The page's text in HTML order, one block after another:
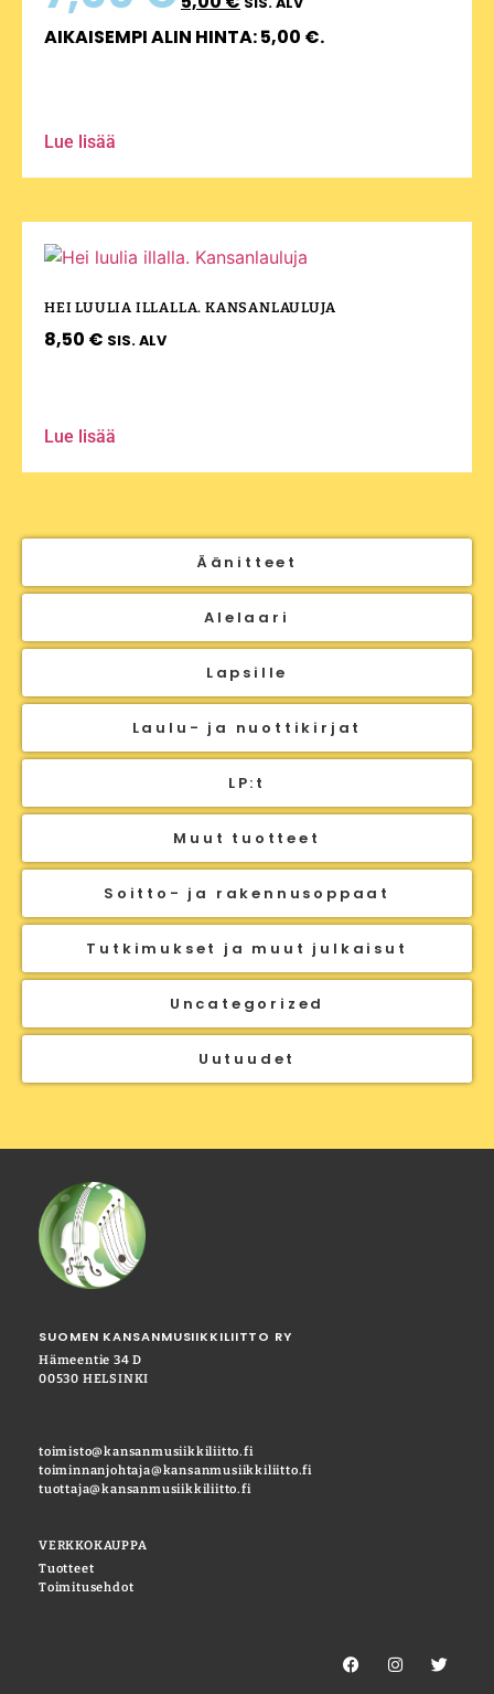
AIKAISEMPI ALIN HINTA:5,00 €.
Lue lisää
HEI LUULIA ILLALLA. KANSANLAULUJA
8,50 € SIS. ALV
Lue lisää
Äänitteet
Alelaari
Lapsille
Laulu- ja nuottikirjat
LP:t
Muut tuotteet
Soitto- ja rakennusoppaat
Tutkimukset ja muut julkaisut
Uncategorized
Uutuudet
SUOMEN KANSANMUSIIKKILIITTO RY
Hämeentie 34 D
00530 HELSINKI
toimisto@kansanmusiikkiliitto.fi
toiminnanjohtaja@kansanmusiikkiliitto.fi
tuottaja@kansanmusiikkiliitto.fi
VERKKOKAUPPA
Tuotteet
Toimitusehdot